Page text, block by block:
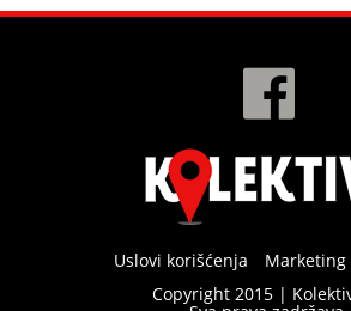
Uslovi korišćenja Marketing
Copyright 2015 |